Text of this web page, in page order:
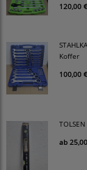
120,00 €
Koffer
100,00 €
ab